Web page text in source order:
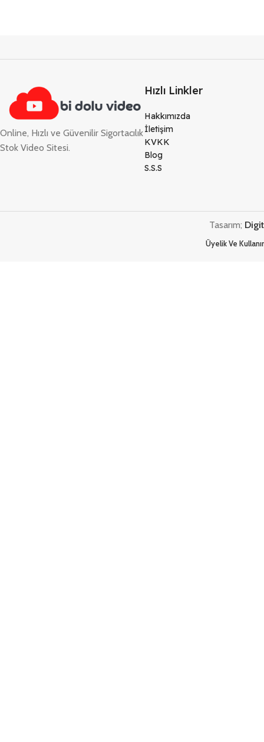
Online, Hızlı ve Güvenilir Sigortacılık
Stok Video Sitesi.
Hızlı Linkler
Hakkımızda
İletişim
KVKK
Blog
S.S.S
Tasarım;
Üyelik Ve